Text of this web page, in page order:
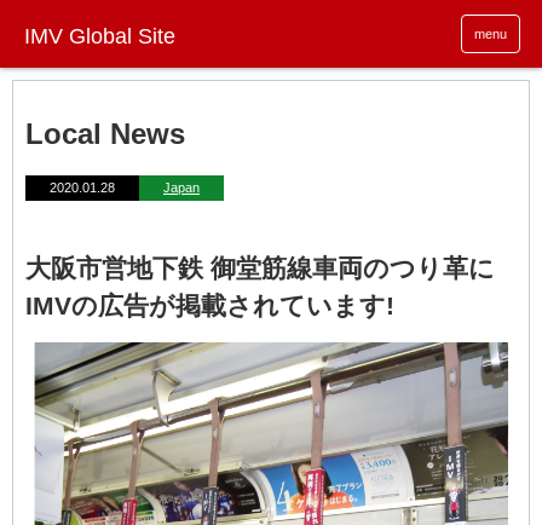
menu
Local News
2020.01.28 Japan
大阪市営地下鉄 御堂筋線車両のつり革に
IMVの広告が掲載されています!